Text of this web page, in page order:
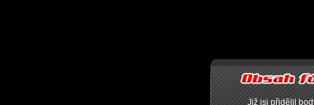
Již jsi přidělil